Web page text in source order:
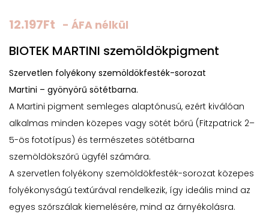
12.197Ft - ÁFA nélkül
BIOTEK MARTINI szemöldökpigment
Szervetlen folyékony szemöldökfesték-sorozat
Martini – gyönyörű sötétbarna.
A Martini pigment semleges alaptónusú, ezért kiválóan
alkalmas minden közepes vagy sötét bőrű (Fitzpatrick 2–
5-ös fototípus) és természetes sötétbarna
szemöldökszőrű ügyfél számára.
A szervetlen folyékony szemöldökfesték-sorozat közepes
folyékonyságú textúrával rendelkezik, így ideális mind az
egyes szőrszálak kiemelésére, mind az árnyékolásra.